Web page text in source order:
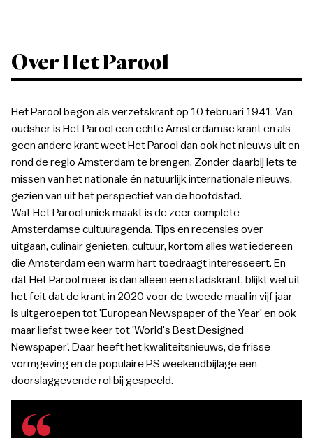
Over Het Parool
Het Parool begon als verzetskrant op 10 februari 1941. Van
oudsher is Het Parool een echte Amsterdamse krant en als
geen andere krant weet Het Parool dan ook het nieuws uit en
rond de regio Amsterdam te brengen. Zonder daarbij iets te
missen van het nationale én natuurlijk internationale nieuws,
gezien van uit het perspectief van de hoofdstad.
Wat Het Parool uniek maakt is de zeer complete
Amsterdamse cultuuragenda. Tips en recensies over
uitgaan, culinair genieten, cultuur, kortom alles wat iedereen
die Amsterdam een warm hart toedraagt interesseert. En
dat Het Parool meer is dan alleen een stadskrant, blijkt wel uit
het feit dat de krant in 2020 voor de tweede maal in vijf jaar
is uitgeroepen tot 'European Newspaper of the Year' en ook
maar liefst twee keer tot 'World's Best Designed
Newspaper'. Daar heeft het kwaliteitsnieuws, de frisse
vormgeving en de populaire PS weekendbijlage een
doorslaggevende rol bij gespeeld.